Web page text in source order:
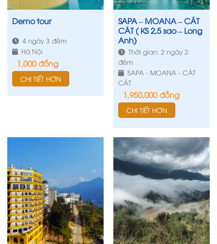
Demo tour
4 ngày 3 đêm
Hà Nội
1,000đồng
CHI TIẾT HƠN
SAPA – MOANA – CÁT
CÁT ( KS 2,5 sao – Long
Anh)
Thời gian: 2 ngày 2
đêm
SAPA - MOANA - CÁT
CÁT
1,950,000đồng
CHI TIẾT HƠN